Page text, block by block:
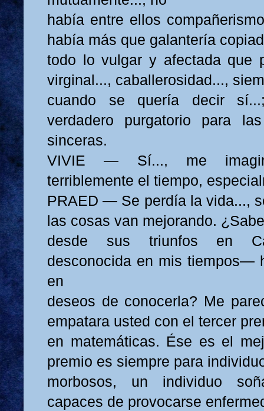
había entre ellos
había más que galantería
todo lo vulgar y afectada que
virginal..., caballerosidad...,
cuando se quería decir
verdadero purgatorio para
sinceras.
VIVIE — Sí..., me
terriblemente el tiempo,
PRAED — Se perdía la vida...,
las cosas van mejorando.
desde sus triunfos en
desconocida en mis tiempos—
en
deseos de conocerla? Me
empatara usted con el tercer
en matemáticas. Ése es el
premio es siempre para
morbosos, un individuo
capaces de provocarse